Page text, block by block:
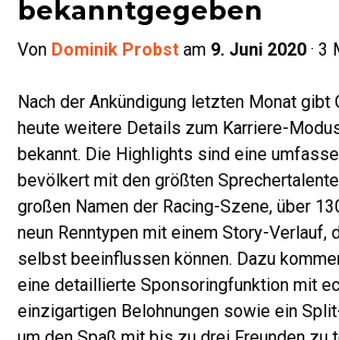
bekanntgegeben
Von Dominik Probst am 9. Juni 2020 · 3
Nach der Ankündigung letzten Monat gibt
heute weitere Details zum Karriere-
bekannt. Die Highlights sind eine
bevölkert mit den größten
großen Namen der Racing-Szene, über
neun Renntypen mit einem Story-Verlauf,
selbst beeinflussen können. Dazu
eine detaillierte Sponsoringfunktion mit
einzigartigen Belohnungen sowie ein